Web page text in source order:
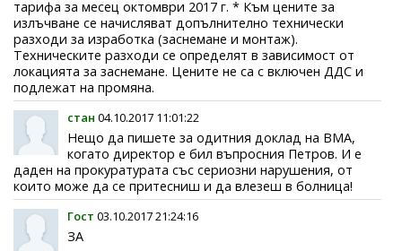
тарифа за месец октомври 2017 г. * Към цените за
излъчване се начисляват допълнително технически
разходи за изработка (заснемане и монтаж).
Техническите разходи се определят в зависимост от
локацията за заснемане. Цените не са с включен ДДС и
подлежат на промяна.
стан 04.10.2017 11:01:22
Нещо да пишете за одитния доклад на ВМА,
когато директор е бил въпросния Петров. И е
даден на прокуратурата със сериозни нарушения, от
които може да се притесниш и да влезеш в болница!
Гост 03.10.2017 21:24:16
ЗА